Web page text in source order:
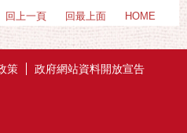
回上一頁 回最上面 HOME
策
政府網站資料開放宣告